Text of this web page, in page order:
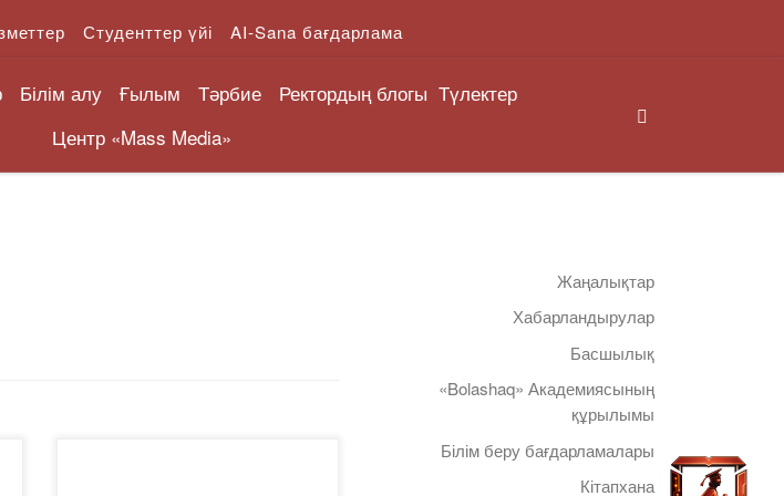
Студенттер үйі AI-Sana бағдарлама
Білім алу Ғылым Тәрбие Ректордың блогы Түлектер
Центр «Mass Media»
Жаңалықтар
Хабарландырулар
Басшылық
«Bolashaq» Академиясының
құрылымы
Білім беру бағдарламалары
Кітапхана